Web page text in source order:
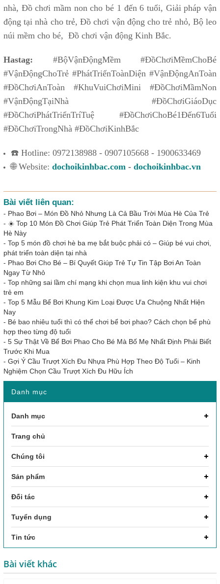
nhà, Đồ chơi mầm non cho bé 1 đến 6 tuổi, Giải pháp vận
động tại nhà cho trẻ, Đồ chơi vận động cho trẻ nhỏ, Bộ leo
núi mềm cho bé, Đồ chơi vận động Kinh Bắc.
Hastag: #BộVậnĐộngMềm #ĐồChơiMềmChoBé
#VậnĐộngChoTrẻ #PhátTriểnToànDiện #VậnĐộngAnToàn
#ĐồChơiAnToàn #KhuVuiChơiMini #ĐồChơiMầmNon
#VậnĐộngTạiNhà #ĐồChơiGiáoDục
#ĐồChơiPhátTriểnTríTuệ #ĐồChơiChoBé1Đến6Tuổi
#ĐồChơiTrongNhà #ĐồChơiKinhBắc
☎️ Hotline: 0972138988 - 0907105668 - 1900633469
🌐 Website: dochoikinhbac.com - dochoikinhbac.vn
Bài viết liên quan:
- Phao Bơi – Món Đồ Nhỏ Nhưng Là Cả Bầu Trời Mùa Hè Của Trẻ
- ☀️ Top 10 Món Đồ Chơi Giúp Trẻ Phát Triển Toàn Diện Trong Mùa
Hè Này
- Top 5 món đồ chơi hè ba mẹ bắt buộc phải có – Giúp bé vui chơi,
phát triển toàn diện tại nhà
- Phao Bơi Cho Bé – Bí Quyết Giúp Trẻ Tự Tin Tập Bơi An Toàn
Ngay Từ Nhỏ
- Top những sai lầm chí mạng khi chọn mua linh kiện khu vui chơi
trẻ em
- Top 5 Mẫu Bể Bơi Khung Kim Loại Được Ưa Chuộng Nhất Hiện
Nay
- Bé bao nhiêu tuổi thì có thể chơi bể bơi phao? Cách chọn bể phù
hợp theo từng độ tuổi
- 5 Sự Thật Về Bể Bơi Phao Cho Bé Mà Bố Mẹ Nhất Định Phải Biết
Trước Khi Mua
- Gợi Ý Cầu Trượt Xích Đu Nhựa Phù Hợp Theo Độ Tuổi – Kinh
Nghiệm Chọn Cầu Trượt Xích Đu Hữu Ích
Danh mục
Danh mục
Trang chủ
Chúng tôi
Sản phẩm
Đối tác
Tuyển dụng
Tin tức
Bài viết khác